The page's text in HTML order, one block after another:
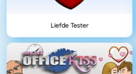
Liefde Tester